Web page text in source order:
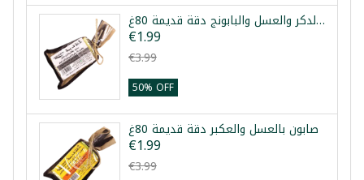
صابون لبان الدكر والعسل والبابونج دقة قديمة 80غ
€1.99
€3.99
50% OFF
صابون بالعسل والعكبر دقة قديمة 80غ
€1.99
€3.99